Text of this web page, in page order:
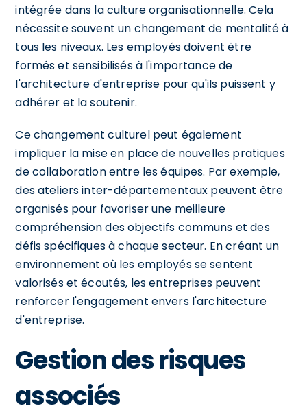
intégrée dans la culture organisationnelle. Cela
nécessite souvent un changement de mentalité à
tous les niveaux. Les employés doivent être
formés et sensibilisés à l'importance de
l'architecture d'entreprise pour qu'ils puissent y
adhérer et la soutenir.
Ce changement culturel peut également
impliquer la mise en place de nouvelles pratiques
de collaboration entre les équipes. Par exemple,
des ateliers inter-départementaux peuvent être
organisés pour favoriser une meilleure
compréhension des objectifs communs et des
défis spécifiques à chaque secteur. En créant un
environnement où les employés se sentent
valorisés et écoutés, les entreprises peuvent
renforcer l'engagement envers l'architecture
d'entreprise.
Gestion des risques
associés